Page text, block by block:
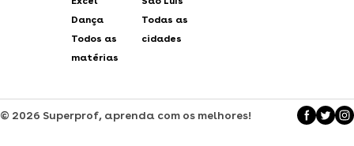
Dança
Todos as
matérias
Todas as
cidades
© 2026 Superprof, aprenda com os melhores!